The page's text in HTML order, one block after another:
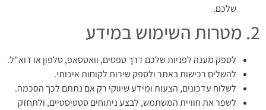
שלכם.
2. מטרות השימוש במידע
לספק מענה לפניות שלכם דרך טפסים, וואטסאפ, טלפון או דוא"ל.
להשלים רכישות באתר ולספק שירות לקוחות איכותי.
לשלוח עדכונים, הצעות ומידע שיווקי רק אם נתתם לכך הסכמה.
לשפר את חוויית המשתמש, לבצע ניתוחים סטטיסטיים, ולתחזק